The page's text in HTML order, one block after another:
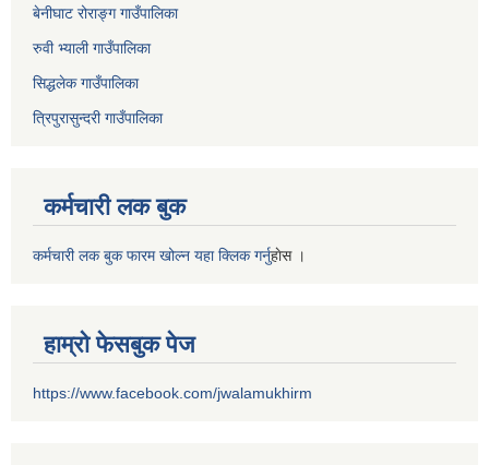
बेनीघाट रोराङ्ग गाउँपालिका
रुवी भ्याली गाउँपालिका
सिद्धलेक गाउँपालिका
त्रिपुरासुन्दरी गाउँपालिका
कर्मचारी लक बुक
कर्मचारी लक बुक फारम खोल्न यहा क्लिक गर्नुहाेस ।
हाम्रो फेसबुक पेज
https://www.facebook.com/jwalamukhirm